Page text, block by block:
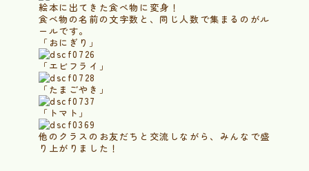
絵本に出てきた食べ物に変身！
食べ物の名前の文字数と、同じ人数で集まるのがル
ールです。
「おにぎり」
「エビフライ」
「たまごやき」
「トマト」
他のクラスのお友だちと交流しながら、みんなで盛
り上がりました！